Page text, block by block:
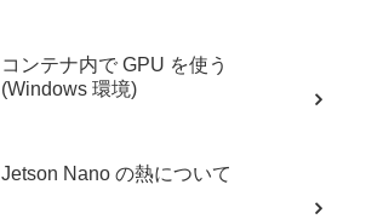
コンテナ内で GPU を使う
(Windows 環境)
Jetson Nano の熱について